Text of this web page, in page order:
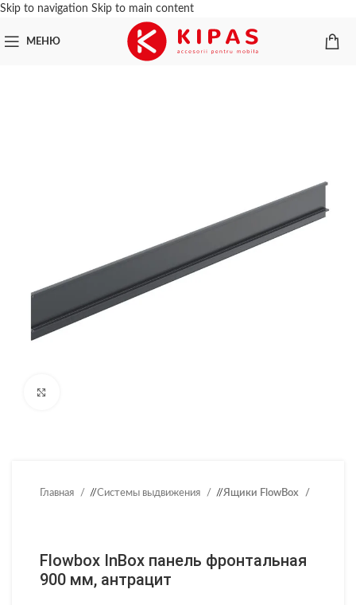
Skip to navigation Skip to main content
МЕНЮ
Главная / Системы выдвижения / Ящики FlowBox
Flowbox InBox панель фронтальная
900 мм, антрацит